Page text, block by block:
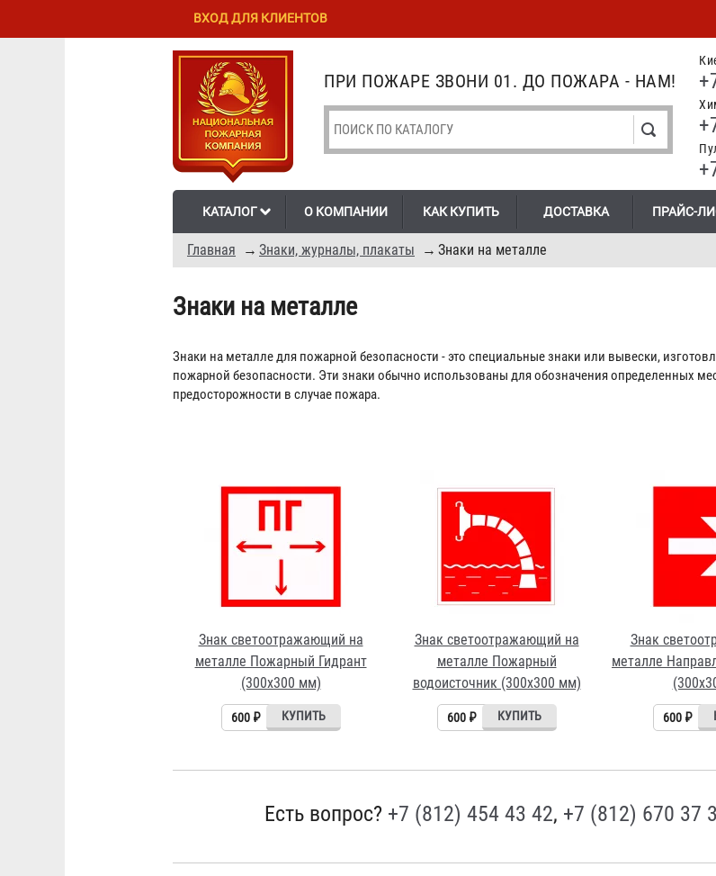
Перейти к
содержанию
Skip to
ПРИ ПОЖАРЕ ЗВОНИ 01. ДО ПОЖАРА - НАМ!
КАТАЛОГ О КОМПАНИИ КАК КУПИТЬ ДОСТАВКА ПРАЙС-
Главная → Знаки, журналы, плакаты → Знаки на металле
ВХОД ДЛЯ КЛИЕНТОВ
Знаки на металле
Знаки на металле для пожарной безопасности - это специальные знаки или вывески,
пожарной безопасности. Эти знаки обычно использованы для обозначения определенных
предосторожности в случае пожара.
Знак светоотражающий на
металле Пожарный Гидрант
(300х300 мм)
600 ₽
Знак светоотражающий на
металле Пожарный
водоисточник (300х300 мм)
600 ₽
Знак
металле
600 ₽
Есть вопрос? +7 (812) 454 43 42, +7 (812) 670 37